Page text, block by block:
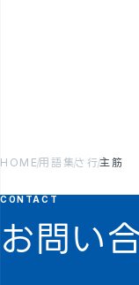
HOME用語集さ行主筋
CONTACT
お問い